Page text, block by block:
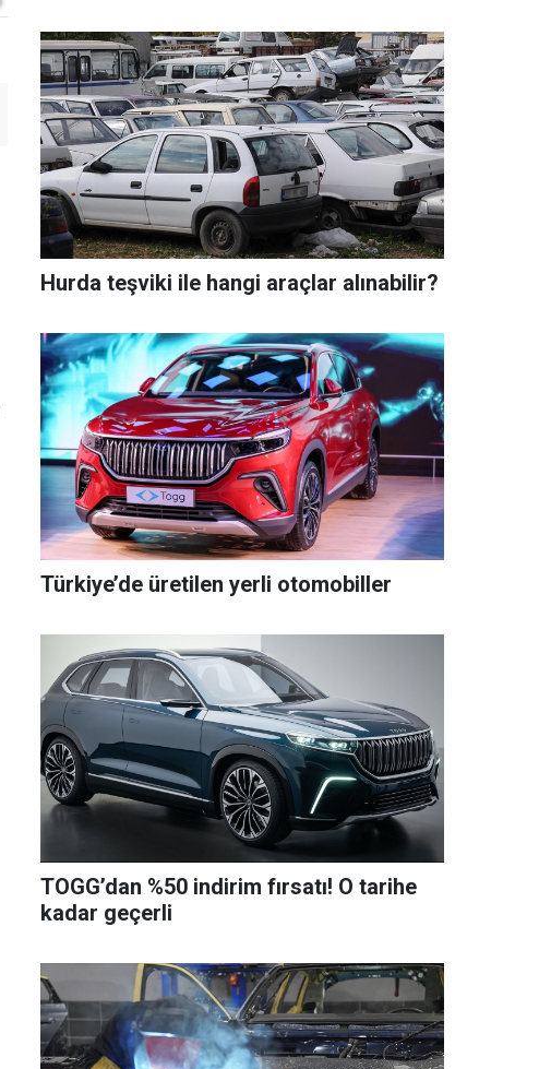
Hurda teşviki ile hangi araçlar alınabilir?
Türkiye’de üretilen yerli otomobiller
TOGG’dan %50 indirim fırsatı! O tarihe
kadar geçerli